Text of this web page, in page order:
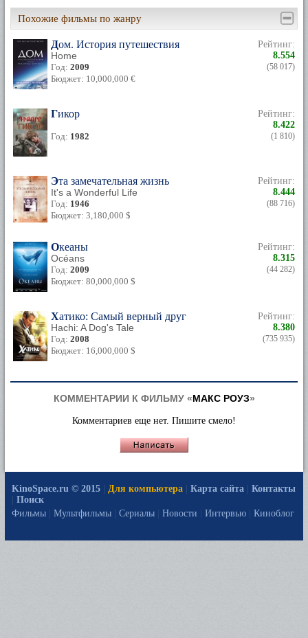
Похожие фильмы по жанру
Дом. История путешествия
Home
Год: 2009
Бюджет: 10,000,000 €
Рейтинг:
8.554
(58 017)
Гикор
Год: 1982
Рейтинг:
8.422
(1 810)
Эта замечательная жизнь
It's a Wonderful Life
Год: 1946
Бюджет: 3,180,000 $
Рейтинг:
8.444
(88 716)
Океаны
Océans
Год: 2009
Бюджет: 80,000,000 $
Рейтинг:
8.315
(44 282)
Хатико: Самый верный друг
Hachi: A Dog's Tale
Год: 2008
Бюджет: 16,000,000 $
Рейтинг:
8.380
(735 935)
КОММЕНТАРИИ К ФИЛЬМУ «МАКС РОУЗ»
Комментариев еще нет. Пишите смело!
KinoSpace.ru © 2015 | Для компьютера | Карта сайта | Контакты
| Поиск
Фильмы
Мультфильмы Сериалы Новости Интервью Киноблог